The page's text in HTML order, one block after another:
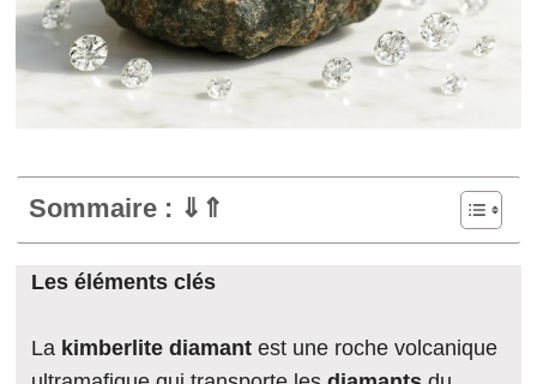
Sommaire : ⇓⇑
Les éléments clés
La kimberlite diamant est une roche volcanique